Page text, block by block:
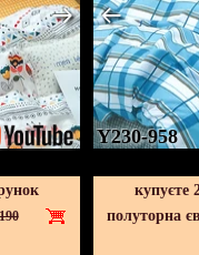
Y230-958
купуєте
полуторна